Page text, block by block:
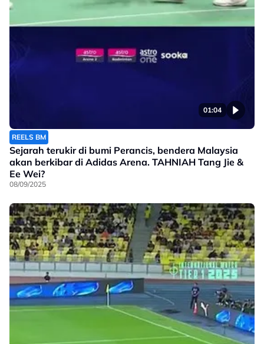
01:04
REELS BM
Sejarah terukir di bumi Perancis, bendera Malaysia
akan berkibar di Adidas Arena. TAHNIAH Tang Jie &
Ee Wei?
08/09/2025